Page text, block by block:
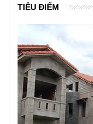
TIÊU ĐIỂM